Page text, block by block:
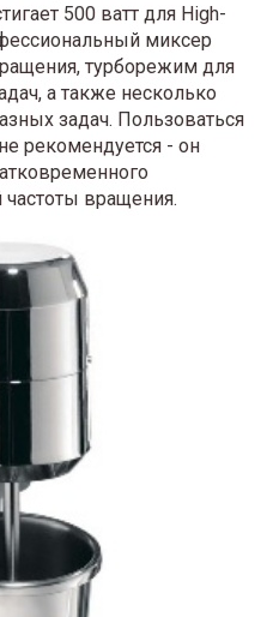
500 ватт для High-
миксер
турборежим для
а также несколько
задач. Пользоваться
рекомендуется - он
вращения.